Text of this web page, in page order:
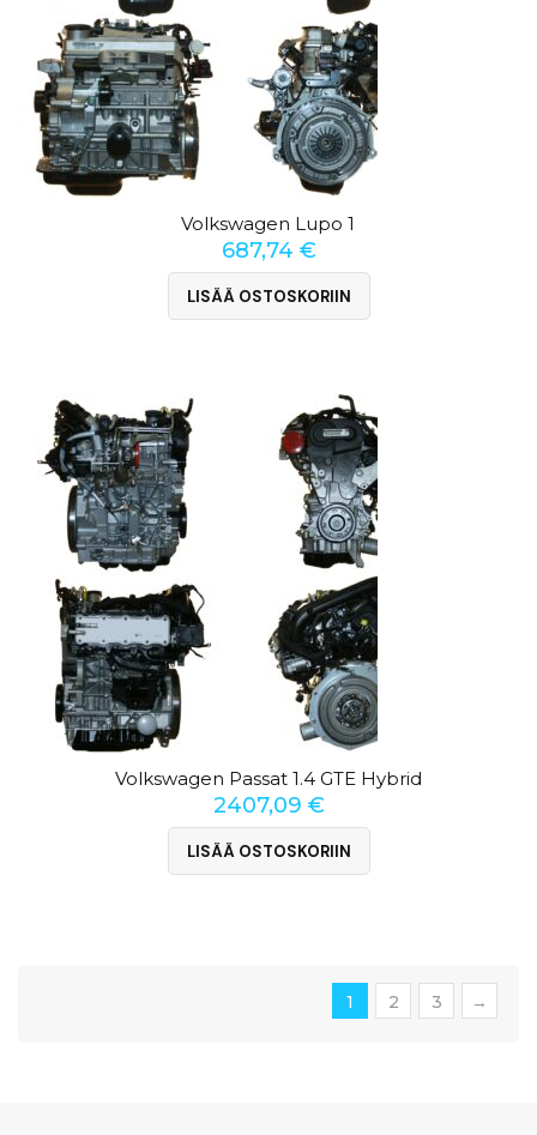
Volkswagen Lupo 1
687,74 €
LISÄÄ OSTOSKORIIN
Volkswagen Passat 1.4 GTE Hybrid
2407,09 €
LISÄÄ OSTOSKORIIN
1 2 3 →